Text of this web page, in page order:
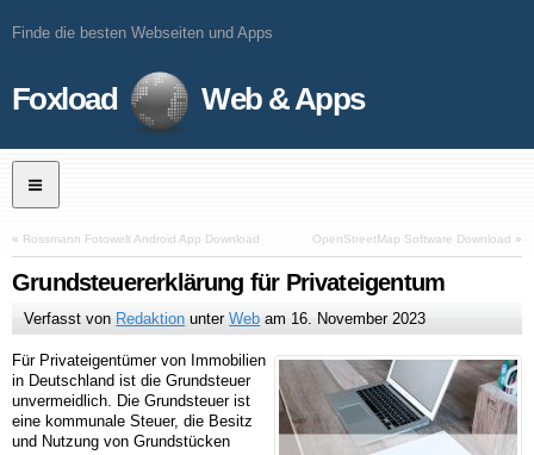
Finde die besten Webseiten und Apps
Foxload Web & Apps
« Rossmann Fotowelt Android App Download OpenStreetMap Software Download »
Grundsteuererklärung für Privateigentum
Verfasst von Redaktion unterWeb am 16. November 2023
Für Privateigentümer von Immobilien
in Deutschland ist die Grundsteuer
unvermeidlich. Die Grundsteuer ist
eine kommunale Steuer, die Besitz
und Nutzung von Grundstücken